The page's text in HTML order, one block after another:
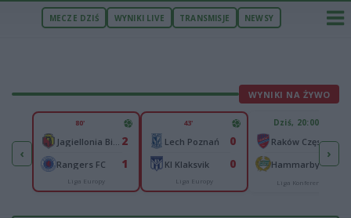
MECZE DZIŚ WYNIKI LIVE TRANSMISJE NEWSY
WYNIKI NA ŻYWO
‹
1
0
80'
2
Rangers FC 1
Liga Europy
43'
Lech Poznań 0
KI Klaksvik 0
Liga Europy
Dziś, 20:00
Raków Częstochowa
Hammarby IF
Liga Konferencji
›